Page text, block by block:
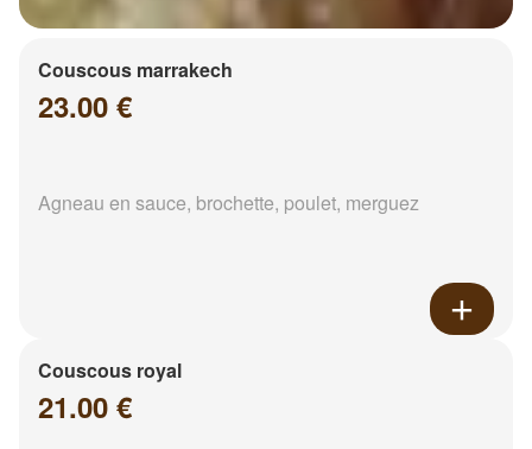
Couscous marrakech
23.00 €
Agneau en sauce, brochette, poulet, merguez
Couscous royal
21.00 €